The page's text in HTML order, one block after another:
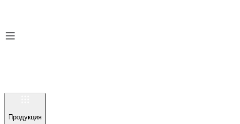
Продукция